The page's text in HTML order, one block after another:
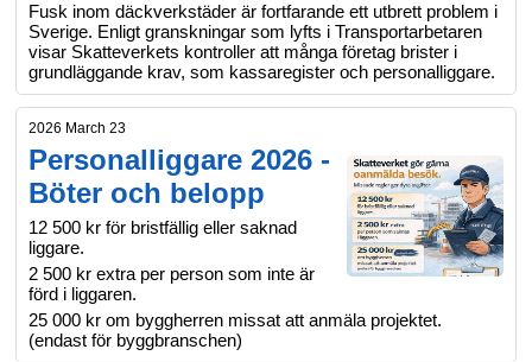
Fusk inom däckverkstäder är fortfarande ett utbrett problem i
Sverige. Enligt granskningar som lyfts i Transportarbetaren
visar Skatteverkets kontroller att många företag brister i
grundläggande krav, som kassaregister och personalliggare.
2026 March 23
Personalliggare 2026 -
Böter och belopp
12 500 kr för bristfällig eller saknad
liggare.
2 500 kr extra per person som inte är
förd i liggaren.
25 000 kr om byggherren missat att anmäla projektet.
(endast för byggbranschen)